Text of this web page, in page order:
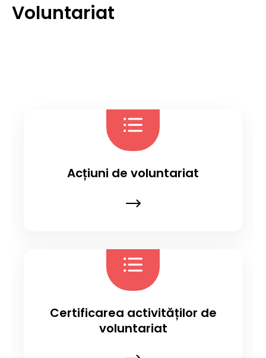
Voluntariat
Acțiuni de voluntariat
Certificarea activităților de
voluntariat